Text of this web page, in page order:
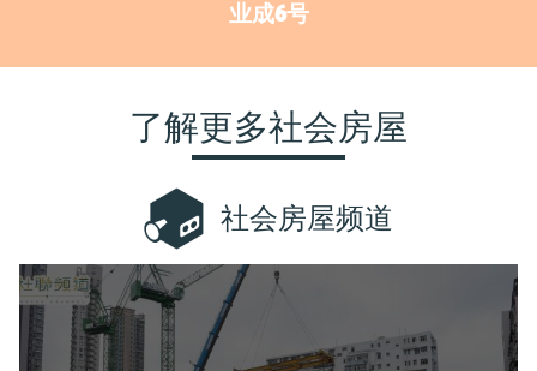
业成6号
了解更多社会房屋
社会房屋频道